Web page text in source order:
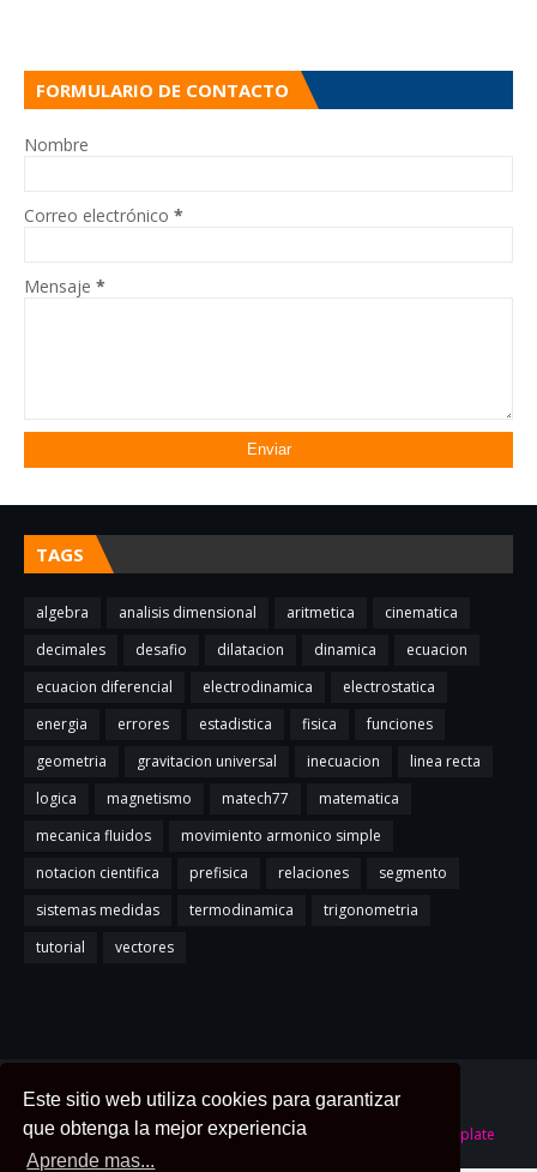
Este sitio web utiliza cookies para garantizar
que obtenga la mejor experiencia
Aprende mas...
FORMULARIO DE CONTACTO
Nombre
Correo electrónico *
Mensaje *
TAGS
algebra analisis dimensional aritmetica
cinematica
decimales
desafio dilatacion dinamica
ecuacion
ecuacion diferencial
electrodinamica
electrostatica
energia
errores estadistica fisica
funciones
geometria
gravitacion universal inecuacion
linea recta
logica
magnetismo matech77
matematica
mecanica fluidos
movimiento armonico simple
notacion cientifica
prefisica relaciones
segmento
sistemas medidas
termodinamica
trigonometria
tutorial
vectores
Home About
Contact Us
Created ByBlogger Template| Distributed By Gooyaabi Template